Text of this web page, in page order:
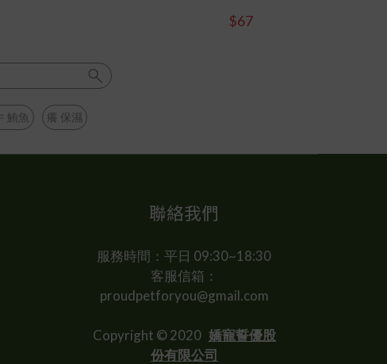
$67
鮪魚 癢 保濕
聯絡我們
服務時間：平日 09:30~18:30
客服信箱：
proudpetforyou@gmail.com
Copyright © 2020 嬌寵誓優股
份有限公司